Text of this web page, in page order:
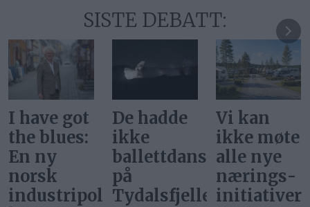
SISTE DEBATT:
De hadde
ikke
ballettdansere
på
Tydalsfjellet
Vi kan
ikke møte
alle nye
nærings­
initiativer
Svar på
«Gi alle
barn en
rettferdig
start»